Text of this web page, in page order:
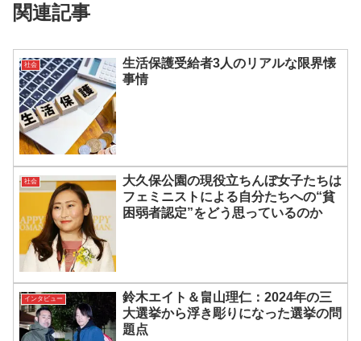
関連記事
社会
生活保護受給者3人のリアルな限界懐
事情
社会
大久保公園の現役立ちんぼ女子たちは
フェミニストによる自分たちへの“貧
困弱者認定”をどう思っているのか
インタビュー
鈴木エイト＆畠山理仁：2024年の三
大選挙から浮き彫りになった選挙の問
題点